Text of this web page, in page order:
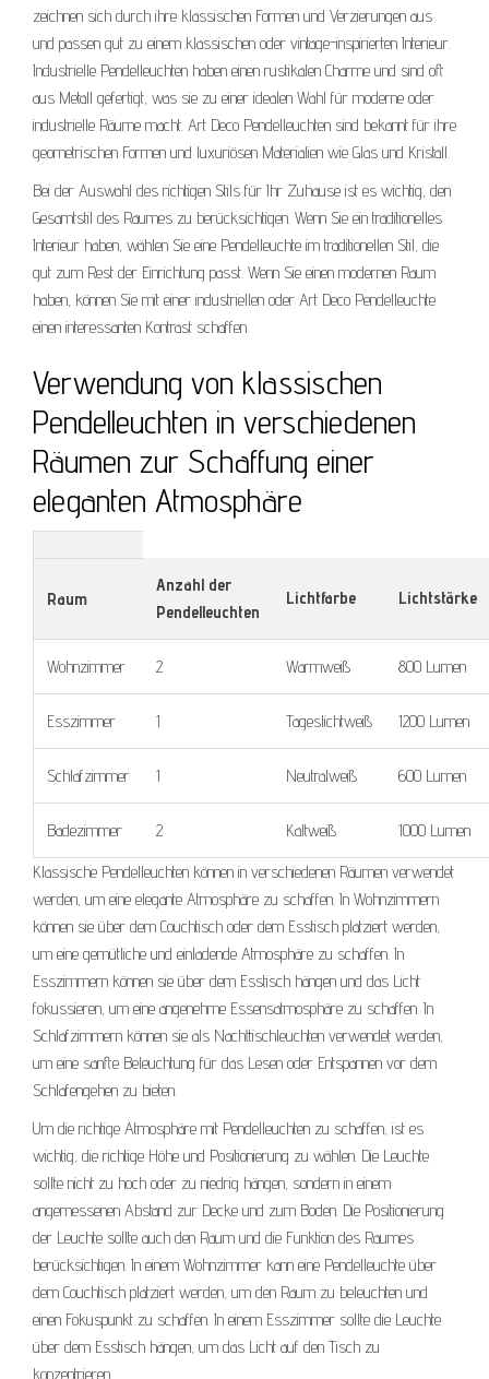
zeichnen sich durch ihre klassischen Formen und Verzierungen aus
und passen gut zu einem klassischen oder vintage-inspirierten Interieur.
Industrielle Pendelleuchten haben einen rustikalen Charme und sind oft
aus Metall gefertigt, was sie zu einer idealen Wahl für moderne oder
industrielle Räume macht. Art Deco Pendelleuchten sind bekannt für ihre
geometrischen Formen und luxuriösen Materialien wie Glas und Kristall.
Bei der Auswahl des richtigen Stils für Ihr Zuhause ist es wichtig, den
Gesamtstil des Raumes zu berücksichtigen. Wenn Sie ein traditionelles
Interieur haben, wählen Sie eine Pendelleuchte im traditionellen Stil, die
gut zum Rest der Einrichtung passt. Wenn Sie einen modernen Raum
haben, können Sie mit einer industriellen oder Art Deco Pendelleuchte
einen interessanten Kontrast schaffen.
Verwendung von klassischen
Pendelleuchten in verschiedenen
Räumen zur Schaffung einer
eleganten Atmosphäre
Raum
Anzahl der
Pendelleuchten
Lichtfarbe Lichtstärke
Wohnzimmer 2 Warmweiß 800 Lumen
Esszimmer 1 Tageslichtweiß 1200 Lumen
Schlafzimmer 1 Neutralweiß 600 Lumen
Badezimmer 2 Kaltweiß
1000 Lumen
Klassische Pendelleuchten können in verschiedenen Räumen verwendet
werden, um eine elegante Atmosphäre zu schaffen. In Wohnzimmern
können sie über dem Couchtisch oder dem Esstisch platziert werden,
um eine gemütliche und einladende Atmosphäre zu schaffen. In
Esszimmern können sie über dem Esstisch hängen und das Licht
fokussieren, um eine angenehme Essensatmosphäre zu schaffen. In
Schlafzimmern können sie als Nachttischleuchten verwendet werden,
um eine sanfte Beleuchtung für das Lesen oder Entspannen vor dem
Schlafengehen zu bieten.
Um die richtige Atmosphäre mit Pendelleuchten zu schaffen, ist es
wichtig, die richtige Höhe und Positionierung zu wählen. Die Leuchte
sollte nicht zu hoch oder zu niedrig hängen, sondern in einem
angemessenen Abstand zur Decke und zum Boden. Die Positionierung
der Leuchte sollte auch den Raum und die Funktion des Raumes
berücksichtigen. In einem Wohnzimmer kann eine Pendelleuchte über
dem Couchtisch platziert werden, um den Raum zu beleuchten und
einen Fokuspunkt zu schaffen. In einem Esszimmer sollte die Leuchte
über dem Esstisch hängen, um das Licht auf den Tisch zu
konzentrieren.